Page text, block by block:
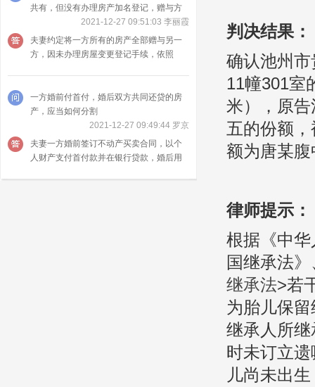
共有，但没有办理房产加名登记，赠与方
可以请求法院撤销吗？2021-12-27 09:51:03 李丽霞
夫妻约定将一方所有的房产全部赠与另一
方，因未办理房屋变更登记手续，依照
的规定，赠与房产的一方可以撤销赠与
一方婚前付首付，婚后双方共同还贷的房
产，应当如何分割
2021-12-27 09:49:44 罗京
夫妻一方婚前签订不动产买卖合同，以个
人财产支付首付款并在银行贷款，婚后用
判决结果：
确认池州
11幢301室
米），原
五的份额
额为唐某
律师提示：
根据《中
国继承法
继承法>若
为胎儿保
继承人所
时未订立
儿尚未出